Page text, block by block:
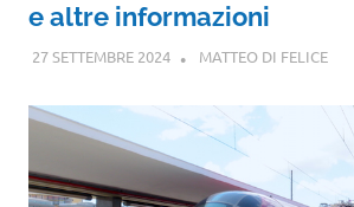
e altre informazioni
27 SETTEMBRE 2024 MATTEO DI FELICE